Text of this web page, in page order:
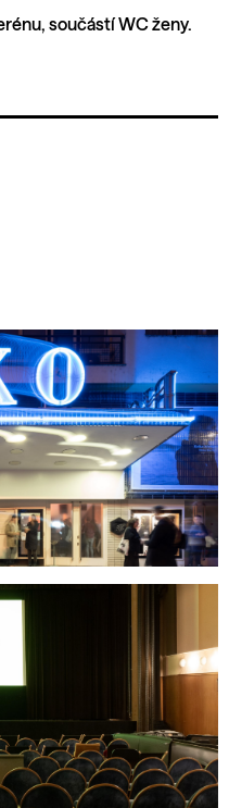
součástí WC ženy.